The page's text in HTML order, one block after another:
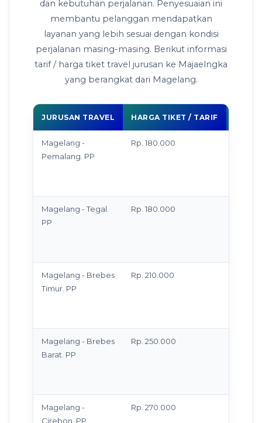
dan kebutuhan perjalanan. Penyesuaian ini
membantu pelanggan mendapatkan
layanan yang lebih sesuai dengan kondisi
perjalanan masing-masing. Berikut informasi
tarif / harga tiket travel jurusan ke Majaelngka
yang berangkat dari Magelang.
JURUSAN TRAVEL HARGA TIKET / TARIF
Magelang -
Pemalang. PP
Rp. 180.000
Magelang - Tegal.
PP
Rp. 180.000
Magelang - Brebes
Timur. PP
Rp. 210.000
Magelang - Brebes
Barat. PP
Rp. 250.000
Magelang -
Cirebon. PP
Rp. 270.000